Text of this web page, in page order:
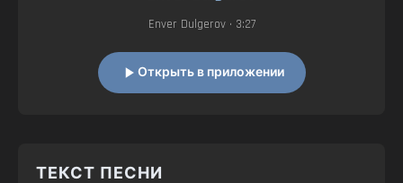
Enver Dulgerov• 3:27
Открыть в приложении
ТЕКСТ ПЕСНИ